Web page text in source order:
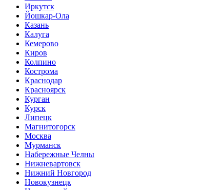
Иркутск
Йошкар-Ола
Казань
Калуга
Кемерово
Киров
Колпино
Кострома
Краснодар
Красноярск
Курган
Курск
Липецк
Магнитогорск
Москва
Мурманск
Набережные Челны
Нижневартовск
Нижний Новгород
Новокузнецк